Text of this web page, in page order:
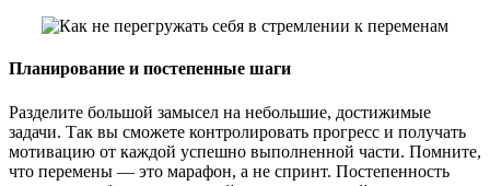
Планирование и постепенные шаги
Разделите большой замысел на небольшие, достижимые
задачи. Так вы сможете контролировать прогресс и получать
мотивацию от каждой успешно выполненной части. Помните,
что перемены — это марафон, а не спринт. Постепенность